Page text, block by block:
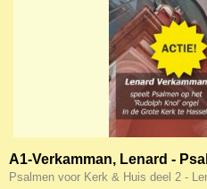
A1-Verkamman, Lenard -
deel 2
Psalmen voor Kerk & Huis deel 2 -